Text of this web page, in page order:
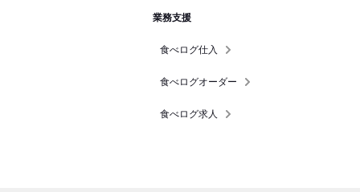
業務支援
食べログ仕入
食べログオーダー
食べログ求人